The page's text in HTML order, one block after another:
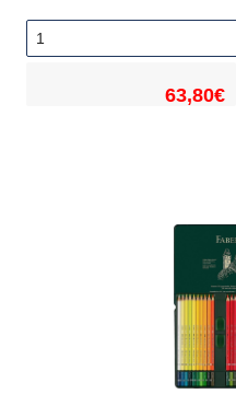
63,80€